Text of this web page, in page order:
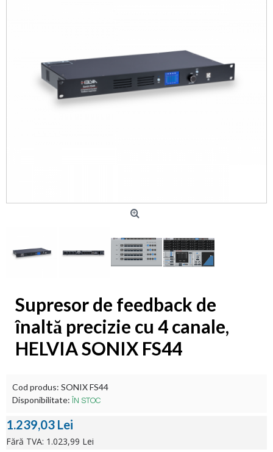
Supresor de feedback de
înaltă precizie cu 4 canale,
HELVIA SONIX FS44
Cod produs: SONIX FS44
Disponibilitate:
ÎN STOC
1.239,03 Lei
Fără TVA: 1.023,99 Lei